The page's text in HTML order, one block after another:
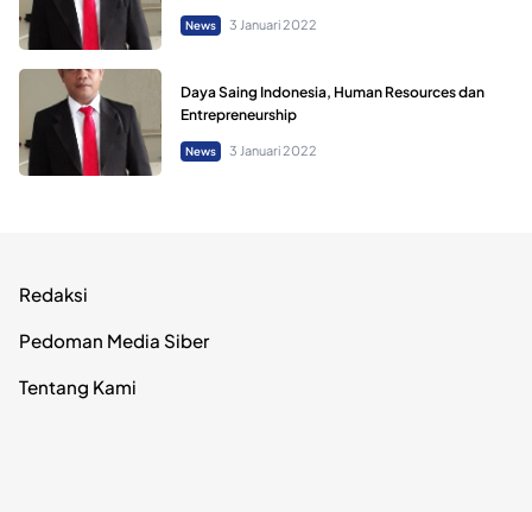
News 3 Januari 2022
Daya Saing Indonesia, Human Resources dan
Entrepreneurship
News 3 Januari 2022
Redaksi
Pedoman Media Siber
Tentang Kami